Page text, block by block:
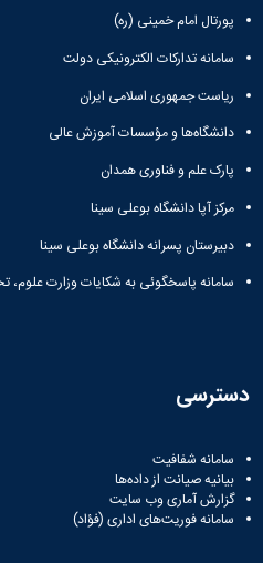
پورتال امام خمینی (ره)
سامانه تدارکات الکترونیکی دولت
ریاست جمهوری اسلامی ایران
دانشگاه‌ها و مؤسسات آموزش عالی
پارک علم و فناوری همدان
مرکز آپا دانشگاه بوعلی سینا
دبیرستان پسرانه دانشگاه بوعلی سینا
سامانه پاسخگوئی به شکایات وزارت علوم،
دسترسی
سامانه شفافیت
بیانیه صیانت از داده‌ها
گزارش آماری وب‌ سایت
سامانه فوریت‌های اداری (فؤاد)